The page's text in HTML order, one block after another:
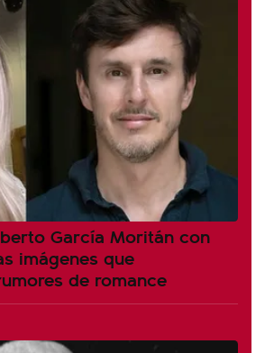
García Moritán con
imágenes que
de romance